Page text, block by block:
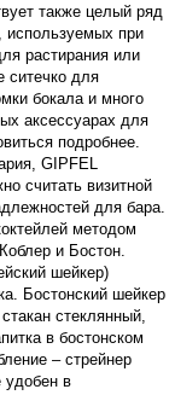
также целый ряд
используемых при
растирания или
ситечко для
бокала и много
аксессуарах для
подробнее.
GIPFEL
считать визитной
для бара.
методом
и Бостон.
шейкер)
Бостонский шейкер
стеклянный,
в бостонском
– стрейнер
удобен в